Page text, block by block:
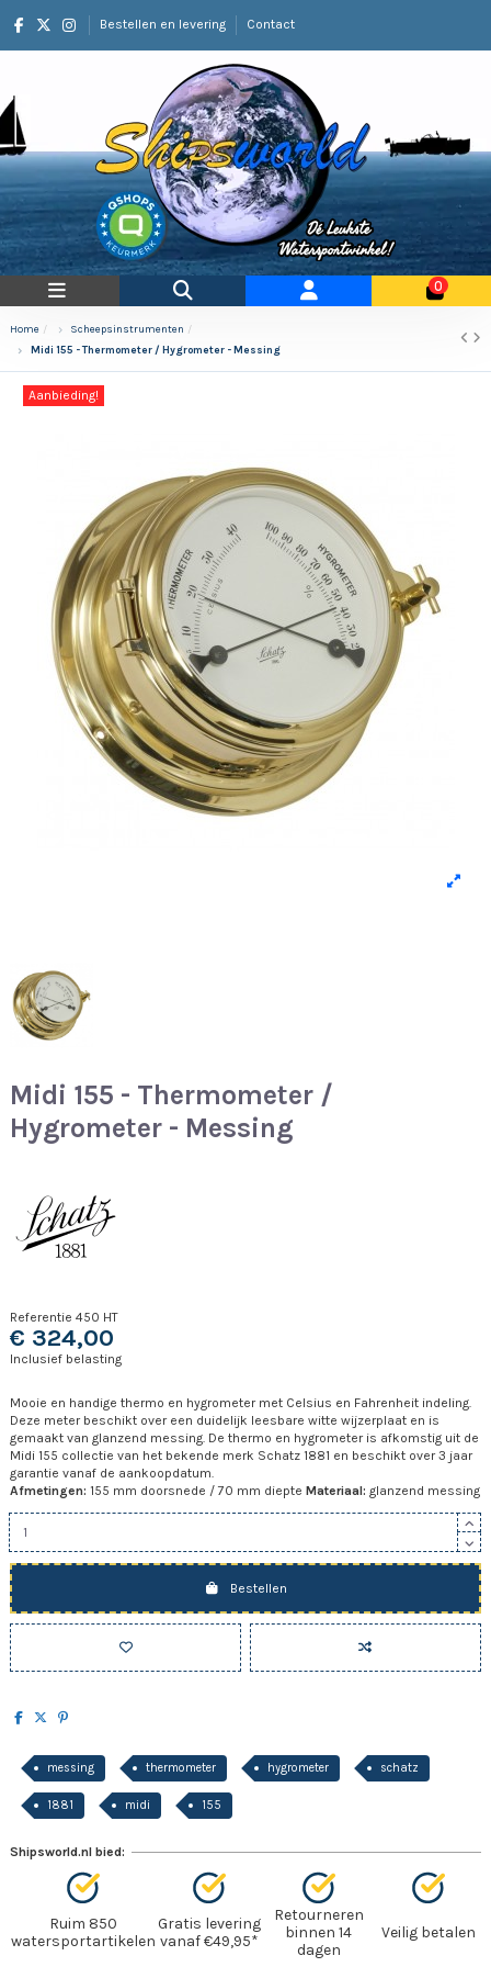
Bestellen en levering Contact
0
Home
Scheepsinstrumenten
Midi 155 - Thermometer / Hygrometer - Messing
Aanbieding!
Midi 155 - Thermometer /
Hygrometer - Messing
Referentie 450 HT
€ 324,00
Inclusief belasting
Mooie en handige thermo en hygrometer met Celsius en Fahrenheit indeling.
Deze meter beschikt over een duidelijk leesbare witte wijzerplaat en is
gemaakt van glanzend messing. De thermo en hygrometer is afkomstig uit de
Midi 155 collectie van het bekende merk Schatz 1881 en beschikt over 3 jaar
garantie vanaf de aankoopdatum.
Afmetingen: 155 mm doorsnede / 70 mm diepte Materiaal: glanzend messing
Bestellen
messing thermometer hygrometer schatz
1881 midi 155
Shipsworld.nl bied:
Ruim 850
watersportartikelen
Gratis levering
vanaf €49,95*
Retourneren
binnen 14
dagen
Veilig betalen